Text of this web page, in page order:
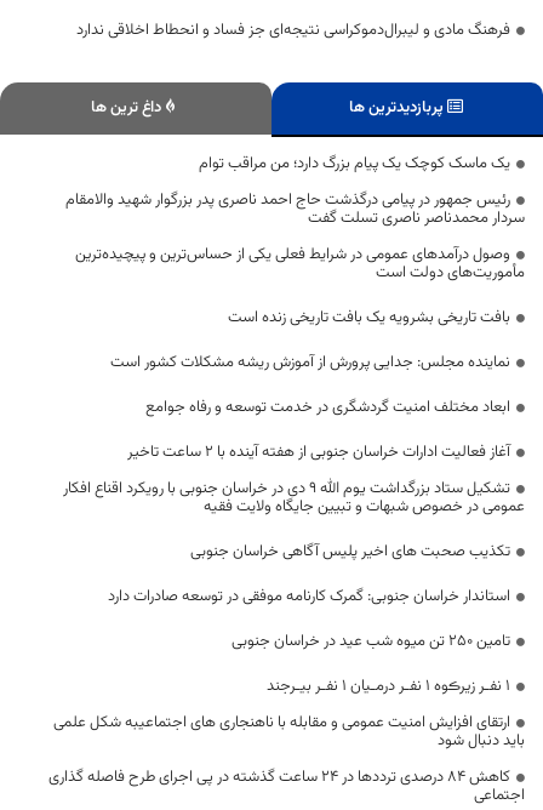
فرهنگ مادی و لیبرال‌دموکراسی نتیجه‌ای جز فساد و انحطاط اخلاقی ندارد
پربازدیدترین ها داغ ترین ها
یک ماسک کوچک یک پیام بزرگ دارد؛ من مراقب توام
رئیس جمهور در پیامی درگذشت حاج احمد ناصری پدر بزرگوار شهید والامقام
سردار محمدناصر ناصری تسلت گفت
وصول درآمدهای عمومی در شرایط فعلی یکی از حساس‌ترین و پیچیده‌ترین
مأموریت‌های دولت است
بافت تاریخی بشرویه یک بافت تاریخی زنده است
نماینده مجلس: جدایی پرورش از آموزش ریشه مشکلات کشور است
ابعاد مختلف امنیت گردشگری در خدمت توسعه و رفاه جوامع
آغاز فعالیت ادارات خراسان جنوبی از هفته آینده با ۲ ساعت تاخیر
تشکیل ستاد بزرگداشت یوم الله 9 دی در خراسان جنوبی با رویکرد اقناع افکار
عمومی در خصوص شبهات و تبیین جایگاه ولایت فقیه
تکذیب صحبت های اخیر پلیس آگاهی خراسان جنوبی
استاندار خراسان جنوبی: گمرک کارنامه موفقی در توسعه صادرات دارد
تامین ۲۵۰ تن میوه شب عید در خراسان جنوبی
۱ نفـر زیرڪوه ۱ نفـر درمـیان ۱ نفـر بیـرجند
ارتقای افزایش امنیت عمومی و مقابله با ناهنجاری های اجتماعیبه شکل علمی
باید دنبال شود
کاهش 84 درصدی ترددها در 24 ساعت گذشته در پی اجرای طرح فاصله گذاری
اجتماعی